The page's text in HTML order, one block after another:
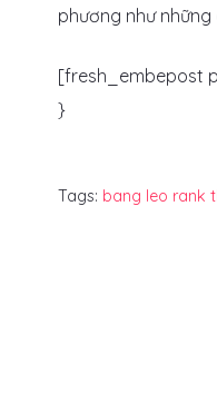
phương như
[fresh_embepost
}
Tags: bang leo rank